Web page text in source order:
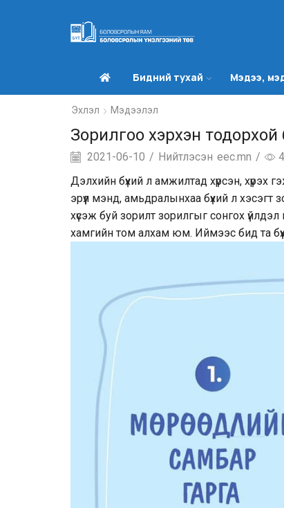
Бидний тухай Мэдээ,
Эхлэл Мэдээлэл
Зорилгоо хэрхэн тодорхой
2021-06-10 / Нийтлэсэн eec.mn /
Дэлхийн бүхий л амжилтад хүрсэн, хүрэх
эрүүл мэнд, амьдралынхаа бүхий л хэсэгт
хүсэж буй зорилт зорилгыг сонгох
хамгийн том алхам юм. Иймээс бид та